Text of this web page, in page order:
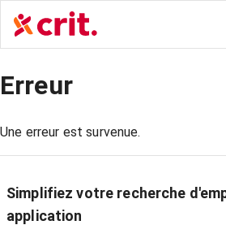
Erreur
Une erreur est survenue.
Simplifiez votre recherche
application